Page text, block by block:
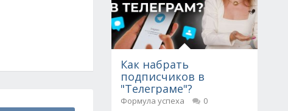
Как набрать
подписчиков в
"Телеграме"?
Формула успеха
0